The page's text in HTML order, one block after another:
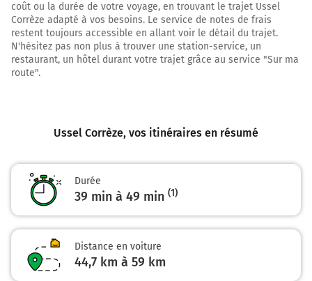
Sortir et rejoindre A89. Continuer sur 300 mètres
Tulle
7,3 km
Continuer et rejoindre A89 E70. Continuer sur 42
kilomètres
La Transeuropéenne
La Transeuropéenne
7,6 km
50 km
coût ou la durée de votre voyage, en trouvant le trajet Ussel
Corrèze adapté à vos besoins. Le service de notes de frais
restent toujours accessible en allant voir le détail du trajet.
N'hésitez pas non plus à trouver une station-service, un
restaurant, un hôtel durant votre trajet grâce au service "Sur ma
route".
Ussel Corrèze, vos itinéraires en résumé
Durée
39 min à 49 min (1)
Distance en voiture
44,7 km à 59 km